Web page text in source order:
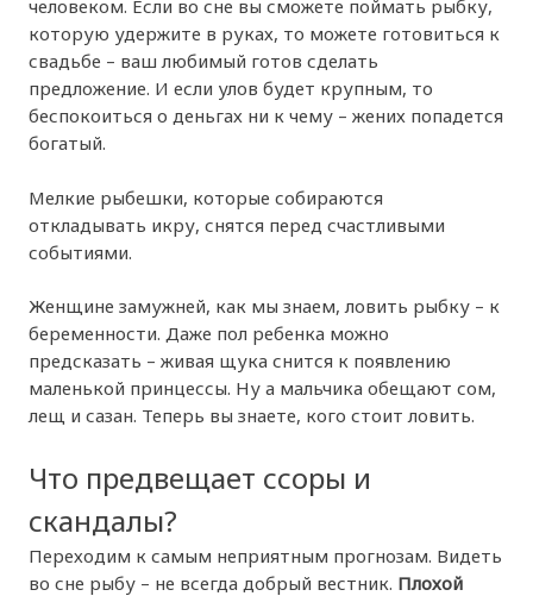
человеком. Если во сне вы сможете поймать рыбку,
которую удержите в руках, то можете готовиться к
свадьбе – ваш любимый готов сделать
предложение. И если улов будет крупным, то
беспокоиться о деньгах ни к чему – жених попадется
богатый.
Мелкие рыбешки, которые собираются
откладывать икру, снятся перед счастливыми
событиями.
Женщине замужней, как мы знаем, ловить рыбку – к
беременности. Даже пол ребенка можно
предсказать – живая щука снится к появлению
маленькой принцессы. Ну а мальчика обещают сом,
лещ и сазан. Теперь вы знаете, кого стоит ловить.
Что предвещает ссоры и
скандалы?
Переходим к самым неприятным прогнозам. Видеть
во сне рыбу – не всегда добрый вестник. Плохой